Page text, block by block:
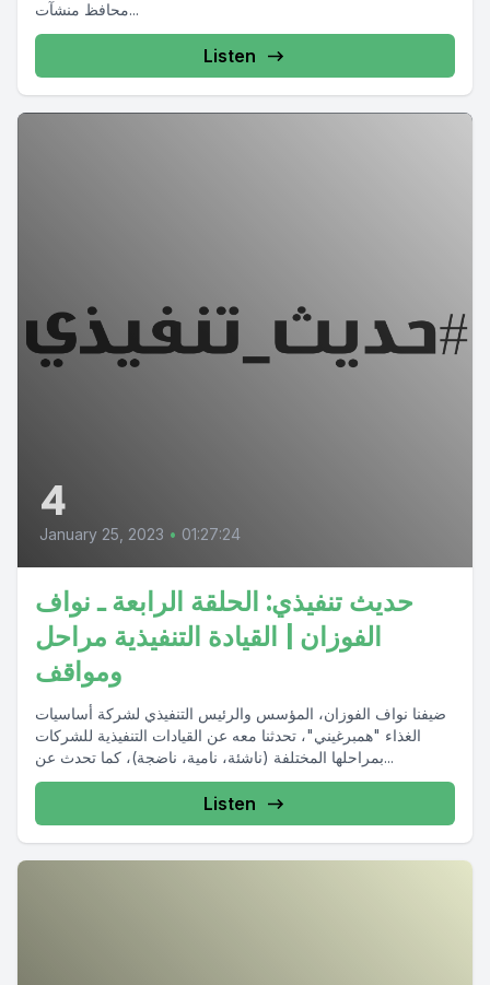
محافظ منشآت...
Listen
4
January 25, 2023 • 01:27:24
حديث تنفيذي: الحلقة الرابعة ـ نواف
الفوزان | القيادة التنفيذية مراحل
ومواقف
ضيفنا نواف الفوزان، المؤسس والرئيس التنفيذي لشركة أساسيات
الغذاء "همبرغيني"، تحدثنا معه عن القيادات التنفيذية للشركات
بمراحلها المختلفة (ناشئة، نامية، ناضجة)، كما تحدث عن...
Listen